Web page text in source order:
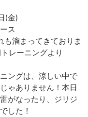
(金)
ス
溜まってきておりま
レーニングより
ングは、涼しい中で
ゃありません！本日
がなったり、ジリジ
した！